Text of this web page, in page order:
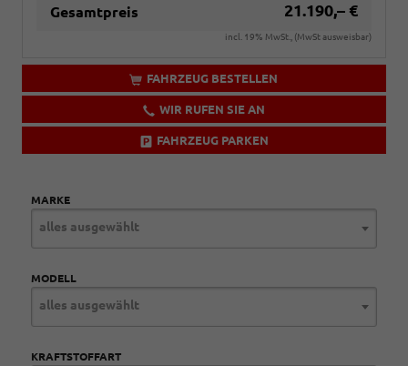
Gesamtpreis 21.190,– €
incl. 19% MwSt., (MwSt ausweisbar)
FAHRZEUG BESTELLEN
WIR RUFEN SIE AN
FAHRZEUG PARKEN
MARKE
alles ausgewählt
MODELL
alles ausgewählt
KRAFTSTOFFART